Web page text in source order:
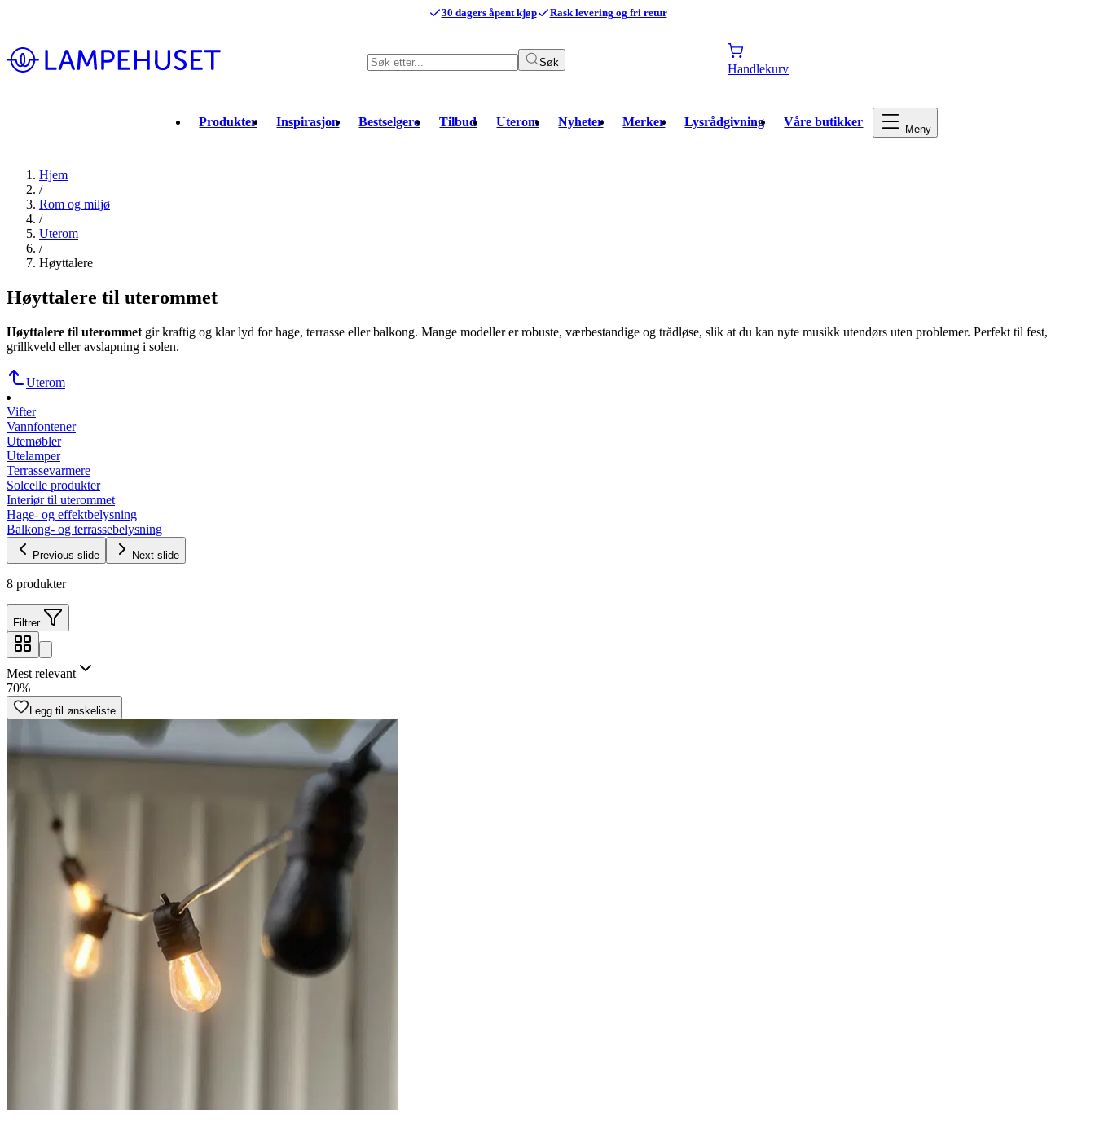
30 dagers åpent kjøp Rask levering og fri retur
Søk Handlekurv
Produkter Inspirasjon Bestselgere Tilbud Uterom Nyheter Merker Lysrådgivning Våre butikker Meny
Hjem
/
Rom og miljø
/
Uterom
/
Høyttalere
Høyttalere til uterommet
Høyttalere til uterommet gir kraftig og klar lyd for hage, terrasse eller balkong. Mange modeller er robuste, værbestandige og trådløse, slik at du kan nyte musikk utendørs uten problemer. Perfekt til fest,
grillkveld eller avslapning i solen.
Uterom
Vifter
Vannfontener
Utemøbler
Utelamper
Terrassevarmere
Solcelle produkter
Interiør til uterommet
Hage- og effektbelysning
Balkong- og terrassebelysning
Previous slide Next slide
8 produkter
Filtrer
Mest relevant
70%
Legg til ønskeliste